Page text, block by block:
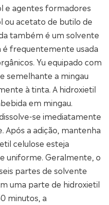
e agentes formadores
ou acetato de butilo de
também é um solvente
é frequentemente usada
Yu equipado com
semelhante a mingau
à tinta. A hidroxietil
em mingau.
se imediatamente
Após a adição, mantenha
celulose esteja
uniforme. Geralmente, o
partes de solvente
uma parte de hidroxietil
minutos, a